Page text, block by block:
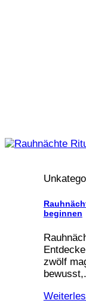
beginnen
zwölf